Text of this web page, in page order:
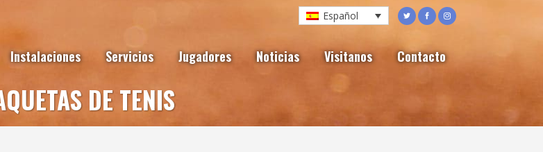
Español
Instalaciones Servicios Jugadores Noticias Visitanos Contacto
DE TENIS